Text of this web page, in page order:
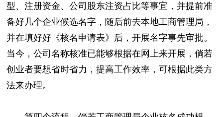
型、注册资金、公司股东注资占比等事宜，并提前准
备好几个企业候选名字，随后前去本地工商管理局，
并在填好好《核名申请表》后，开展名字事先审批。
当今，公司名称核准已能够根据在网上来开展，倘若
创业者要想省时省力，提高工作效率，可根据此类方
法来办理。